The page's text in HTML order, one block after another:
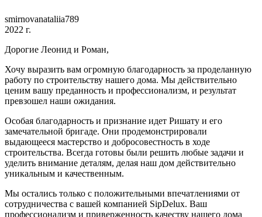
smirnovanataliia789
2022 г.
Дорогие Леонид и Роман,
Хочу выразить вам огромную благодарность за проделанную
работу по строительству нашего дома. Мы действительно
ценим вашу преданность и профессионализм, и результат
превзошел наши ожидания.
Особая благодарность и признание идет Ришату и его
замечательной бригаде. Они продемонстрировали
выдающееся мастерство и добросовестность в ходе
строительства. Всегда готовы были решить любые задачи и
уделить внимание деталям, делая наш дом действительно
уникальным и качественным.
Мы остались только с положительными впечатлениями от
сотрудничества с вашей компанией SipDelux. Ваш
профессионализм и приверженность качеству нашего дома